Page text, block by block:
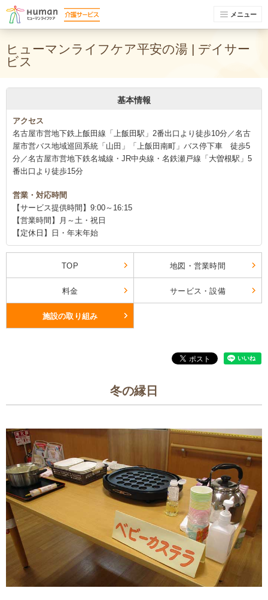
メニュー
ヒューマンライフケア平安の湯 | デイサー
ビス
基本情報
アクセス
名古屋市営地下鉄上飯田線「上飯田駅」2番出口より徒歩10分／名古
屋市営バス地域巡回系統「山田」「上飯田南町」バス停下車 徒歩5
分／名古屋市営地下鉄名城線・JR中央線・名鉄瀬戸線「大曽根駅」5
番出口より徒歩15分
営業・対応時間
【サービス提供時間】9:00～16:15
【営業時間】月～土・祝日
【定休日】日・年末年始
TOP 地図・営業時間
料金 サービス・設備
施設の取り組み
冬の縁日